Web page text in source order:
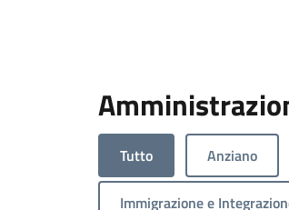
Tutto Anziano
Immigrazione e